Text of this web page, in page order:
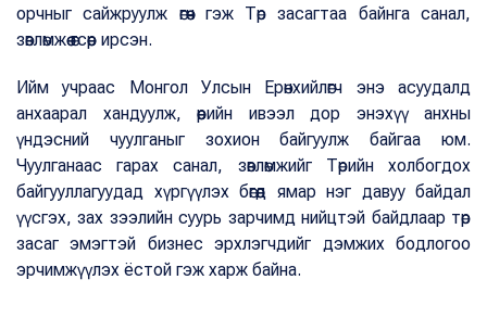
орчныг сайжруулж өгөөч гэж Төр засагтаа байнга санал,
зөвлөмжөө өгсөөр ирсэн.
Ийм учраас Монгол Улсын Ерөнхийлөгч энэ асуудалд
анхаарал хандуулж, өөрийн ивээл дор энэхүү анхны
үндэсний чуулганыг зохион байгуулж байгаа юм.
Чуулганаас гарах санал, зөвлөмжийг Төрийн холбогдох
байгууллагуудад хүргүүлэх бөгөөд ямар нэг давуу байдал
үүсгэх, зах зээлийн суурь зарчимд нийцтэй байдлаар төр
засаг эмэгтэй бизнес эрхлэгчдийг дэмжих бодлогоо
эрчимжүүлэх ёстой гэж харж байна.